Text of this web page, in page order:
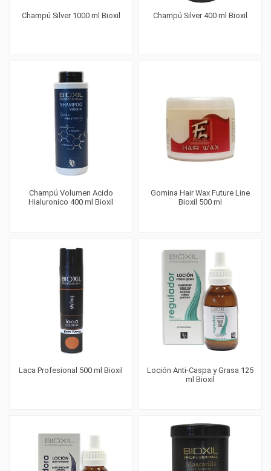
Champú Silver 1000 ml Bioxil Champú Silver 400 ml Bioxil
Champú Volumen Acido
Hialuronico 400 ml Bioxil
Gomina Hair Wax Future Line
Bioxil 500 ml
Laca Profesional 500 ml Bioxil
Loción Anti-Caspa y Grasa 125
ml Bioxil